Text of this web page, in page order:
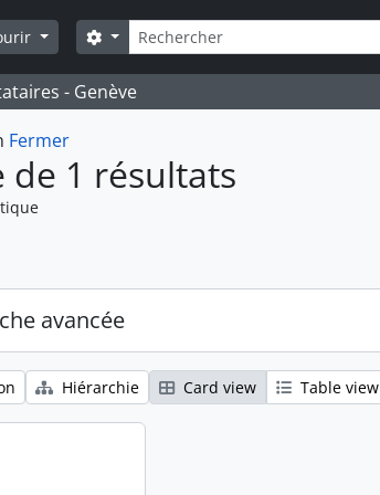
Rechercher
Search options
- Genève
Fermer
de 1 résultats
avancée
Hiérarchie Card view Table view